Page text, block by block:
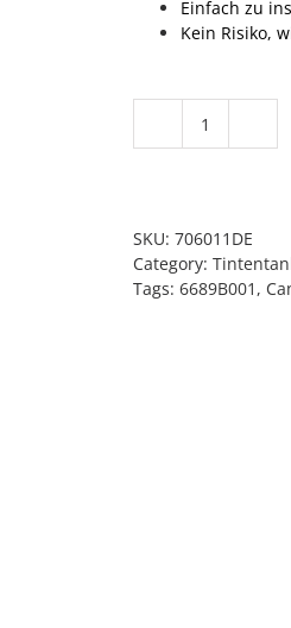
Einfach zu
Kein Risiko,
kompatibler
quantity
SKU: 706011DE
Category:
Tags: 6689B001 ,